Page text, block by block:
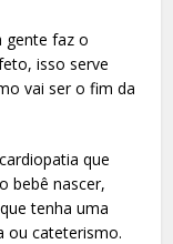
gente faz o
isso serve
vai ser o fim da
que
bebê nascer,
tenha uma
ou cateterismo.